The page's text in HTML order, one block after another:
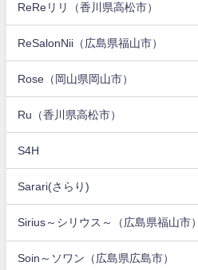
ReReリリ（香川県高松市）
ReSalonNii（広島県福山市）
Rose（岡山県岡山市）
Ru（香川県高松市）
S4H
Sarari(さらり)
Sirius～シリウス～（広島県福山市）
Soin～ソワン（広島県広島市）